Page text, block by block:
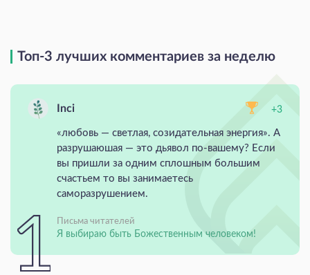
Топ-3 лучших комментариев за неделю
Inci +3
«любовь — светлая, созидательная энергия». А
разрушаюшая — это дьявол по-вашему? Если
вы пришли за одним сплошным большим
счастьем то вы занимаетесь
саморазрушением.
Письма читателей
Я выбираю быть Божественным человеком!